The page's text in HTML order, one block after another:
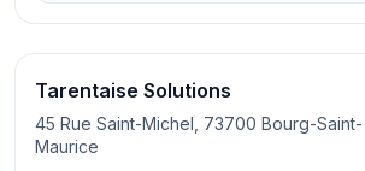
Tarentaise Solutions
45 Rue Saint-Michel, 73700 Bourg-Saint-
Maurice